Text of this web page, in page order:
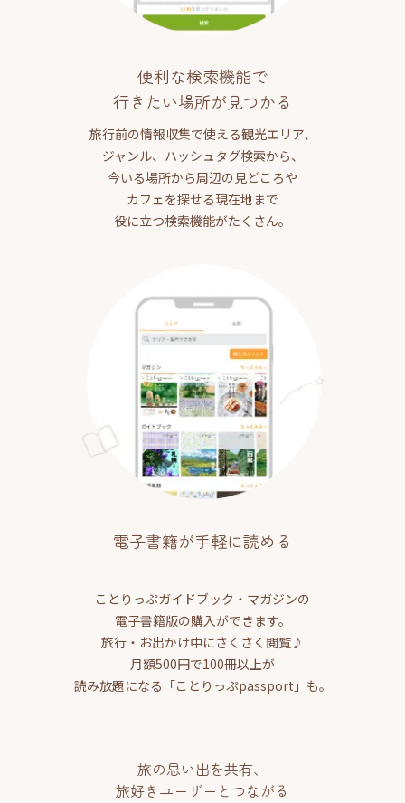
便利な検索機能で
行きたい場所が見つかる
旅行前の情報収集で使える観光エリア、
ジャンル、ハッシュタグ検索から、
今いる場所から周辺の見どころや
カフェを探せる現在地まで
役に立つ検索機能がたくさん。
電子書籍が手軽に読める
ことりっぷガイドブック・マガジンの
電子書籍版の購入ができます。
旅行・お出かけ中にさくさく閲覧♪
月額500円で100冊以上が
読み放題になる「ことりっぷpassport」も。
旅の思い出を共有、
旅好きユーザーとつながる